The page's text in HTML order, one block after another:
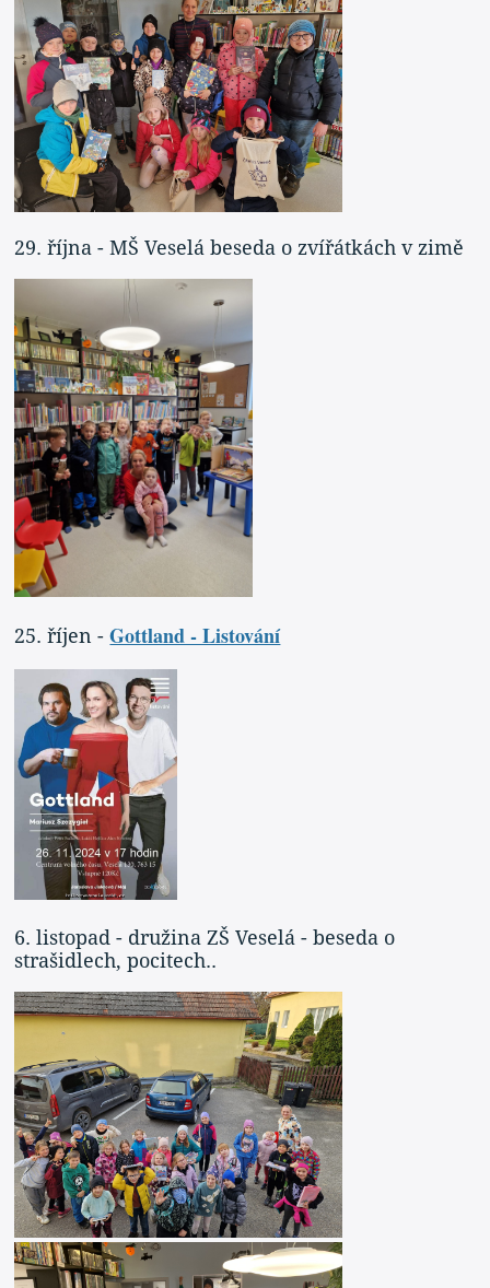
29. října - MŠ Veselá beseda o zvířátkách v zimě
25. říjen -Gottland - Listování
6. listopad - družina ZŠ Veselá - beseda o
strašidlech, pocitech..